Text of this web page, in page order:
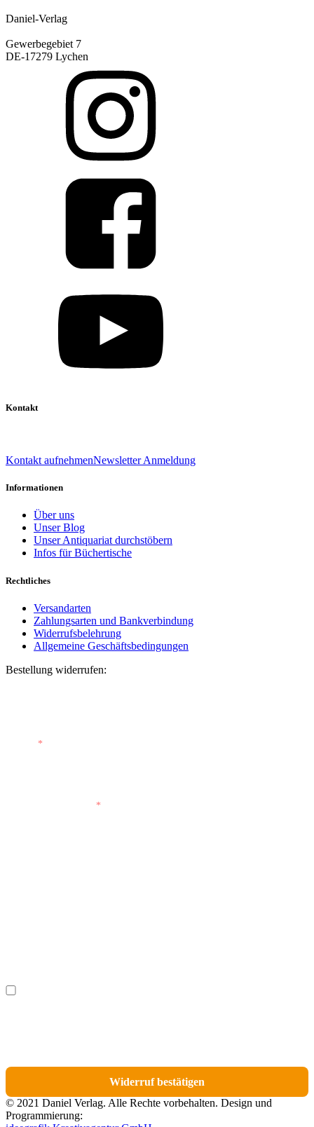
Daniel-Verlag
Gewerbegebiet 7
DE-17279 Lychen
Kontakt
Kontakt aufnehmenNewsletter Anmeldung
Informationen
Über uns
Unser Blog
Unser Antiquariat durchstöbern
Infos für Büchertische
Rechtliches
Versandarten
Zahlungsarten und Bankverbindung
Widerrufsbelehrung
Allgemeine Geschäftsbedingungen
Bestellung widerrufen:
*
*
Ich möchte bestimmte Positionen für den Widerruf
Widerruf bestätigen
© 2021 Daniel Verlag. Alle Rechte vorbehalten. Design und
Programmierung: